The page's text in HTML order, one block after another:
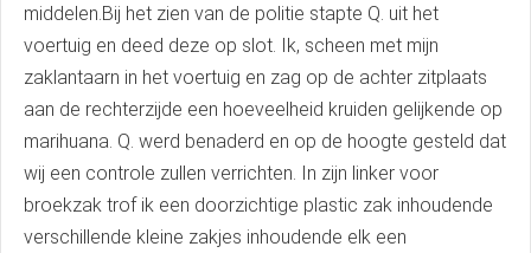
middelen.Bij het zien van de politie stapte Q. uit het
voertuig en deed deze op slot. Ik, scheen met mijn
zaklantaarn in het voertuig en zag op de achter zitplaats
aan de rechterzijde een hoeveelheid kruiden gelijkende op
marihuana. Q. werd benaderd en op de hoogte gesteld dat
wij een controle zullen verrichten. In zijn linker voor
broekzak trof ik een doorzichtige plastic zak inhoudende
verschillende kleine zakjes inhoudende elk een